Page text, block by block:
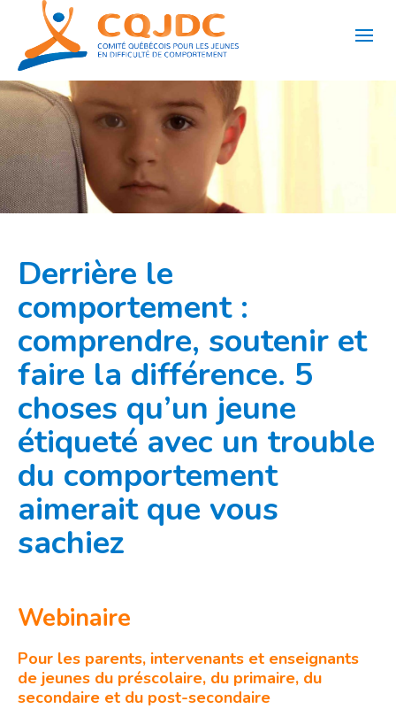
contenu
Derrière le
comportement :
comprendre, soutenir et
faire la différence. 5
choses qu’un jeune
étiqueté avec un trouble
du comportement
aimerait que vous
sachiez
Webinaire
Pour les parents, intervenants et enseignants
de jeunes du préscolaire, du primaire, du
secondaire et du post-secondaire